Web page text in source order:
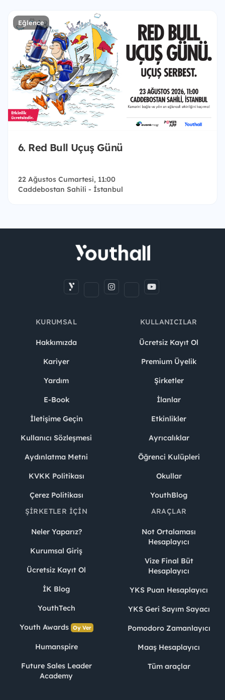
Eğlence
6. Red Bull Uçuş Günü
22 Ağustos Cumartesi, 11:00
Caddebostan Sahili - İstanbul
KURUMSAL
Hakkımızda
Kariyer
Yardım
E-Book
İletişime Geçin
Kullanıcı Sözleşmesi
Aydınlatma Metni
KVKK Politikası
Çerez Politikası
KULLANICILAR
Ücretsiz Kayıt Ol
Premium Üyelik
Şirketler
İlanlar
Etkinlikler
Ayrıcalıklar
Öğrenci Kulüpleri
Okullar
YouthBlog
ŞIRKETLER İÇIN
Neler Yaparız?
Kurumsal Giriş
Ücretsiz Kayıt Ol
İK Blog
YouthTech
Youth Awards Oy Ver
Humanspire
Future Sales Leader
Academy
ARAÇLAR
Not Ortalaması
Hesaplayıcı
Vize Final Büt
Hesaplayıcı
YKS Puan Hesaplayıcı
YKS Geri Sayım Sayacı
Pomodoro Zamanlayıcı
Maaş Hesaplayıcı
Tüm araçlar